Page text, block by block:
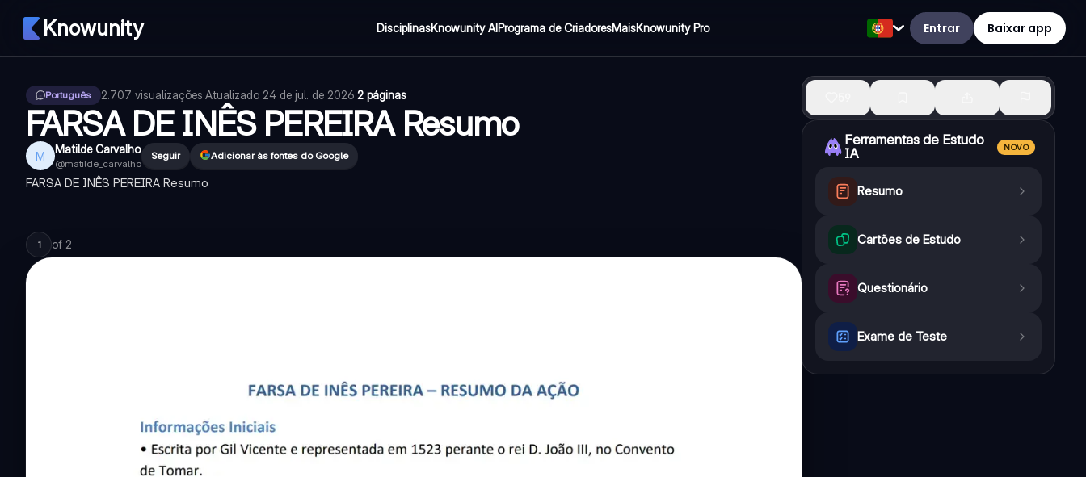
Knowunity DisciplinasKnowunity AIPrograma de CriadoresMaisKnowunity Pro Entrar Baixar app
Português 2.707 visualizações·Atualizado 24 de jul. de 2026·2 páginas
FARSA DE INÊS PEREIRA Resumo
M Matilde Carvalho
@matilde_carvalho
Seguir Adicionar às fontes do Google
FARSA DE INÊS PEREIRA Resumo
1 of 2
Ferramentas de Estudo
IA
NOVO
Resumo
Cartões de Estudo
Questionário
Exame de Teste